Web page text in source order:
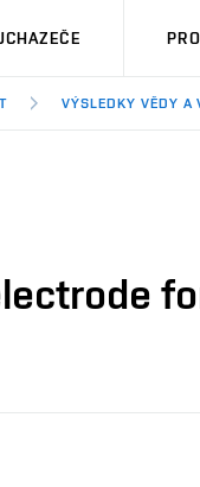
VÝSLEDKY VĚDY A